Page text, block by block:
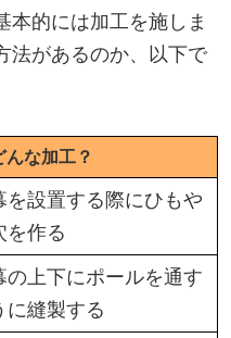
本的には加工を施しま
法があるのか、以下で
んな加工？
を設置する際にひもや
を作る
の上下にポールを通す
に縫製する